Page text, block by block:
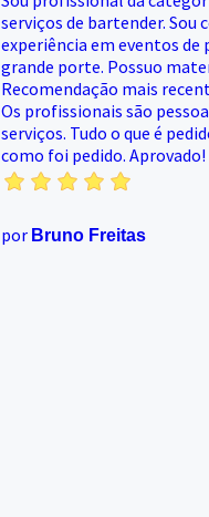
serviços de bartender. Sou
experiência em eventos de
grande porte. Possuo
Recomendação mais
Os profissionais são
serviços. Tudo o que é
como foi pedido. Aprovado!
por Bruno Freitas